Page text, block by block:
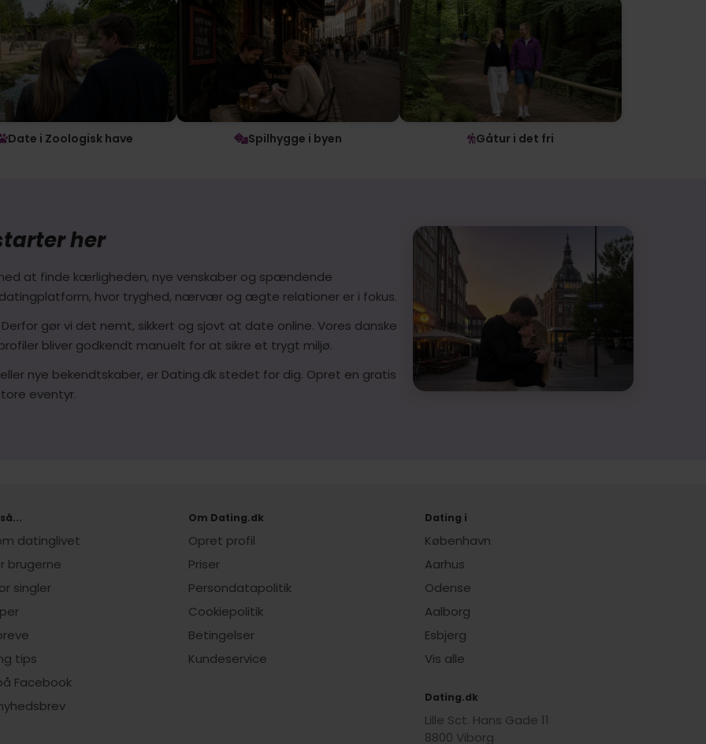
Date i Zoologisk have Spilhygge i byen Gåtur i det fri
her
at finde kærligheden, nye venskaber og spændende
hvor tryghed, nærvær og ægte relationer er i fokus.
gør vi det nemt, sikkert og sjovt at date online. Vores danske
bliver godkendt manuelt for at sikre et trygt miljø.
nye bekendtskaber, er Dating.dk stedet for dig. Opret en gratis
eventyr.
datinglivet
brugerne
singler
tips
Facebook
Om Dating.dk
Opret profil
Priser
Persondatapolitik
Cookiepolitik
Betingelser
Kundeservice
Dating i
København
Aarhus
Odense
Aalborg
Esbjerg
Vis alle
Dating.dk
Lille Sct. Hans Gade 11
8800 Viborg